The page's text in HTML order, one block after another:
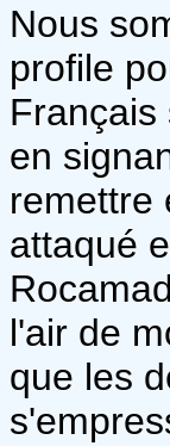
Nous
profile
en
remettre
attaqué
l'air de
que les